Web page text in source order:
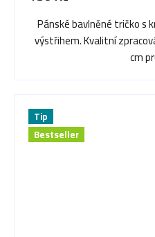
Pánské bavlněné tričko s
výstřihem. Kvalitní
cm
Tip
Bestseller